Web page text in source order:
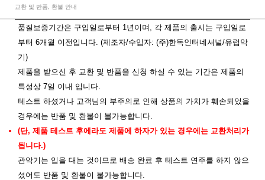
교환 및 반품, 환불 안내
품질보증기간은 구입일로부터 1년이며, 각 제품의 출시는 구입일로
부터 6개월 이전입니다. (제조자/수입자: (주)한독인터네셔널/유럽악
기)
제품을 받으신 후 교환 및 반품을 신청 하실 수 있는 기간은 제품의
특성상 7일 이내 입니다.
테스트 하셨거나 고객님의 부주의로 인해 상품의 가치가 훼손되었을
경우에는 반품 및 환불이 불가능합니다.
(단, 제품 테스트 후에라도 제품에 하자가 있는 경우에는 교환처리가
됩니다.)
관악기는 입을 대는 것이므로 배송 완료 후 테스트 연주를 하지 않으
셨어도 반품 및 환불이 불가능합니다.